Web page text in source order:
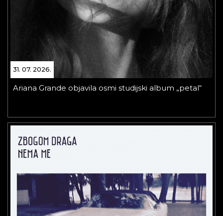
31. 07. 2026.
Ariana Grande objavila osmi studijski album „petal“